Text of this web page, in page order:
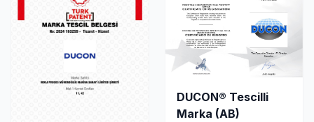
DUCON® Tescilli
Marka (AB)